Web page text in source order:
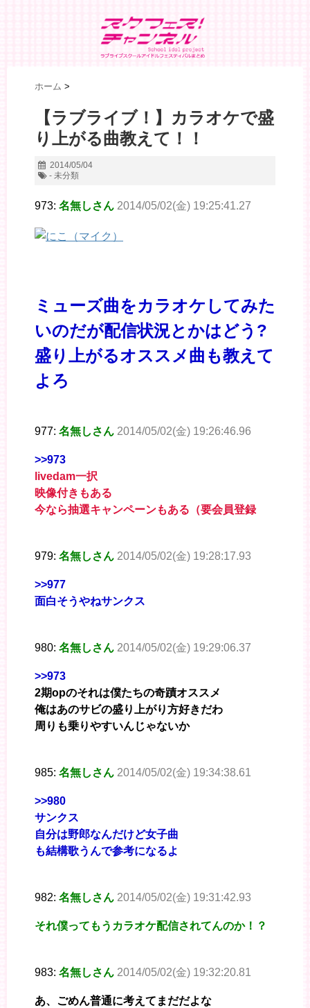
ホーム >
【ラブライブ！】カラオケで盛
り上がる曲教えて！！
2014/05/04
- 未分類
973: 名無しさん 2014/05/02(金) 19:25:41.27
ミューズ曲をカラオケしてみた
いのだが配信状況とかはどう?
盛り上がるオススメ曲も教えて
よろ
977: 名無しさん 2014/05/02(金) 19:26:46.96
>>973
livedam一択
映像付きもある
今なら抽選キャンペーンもある（要会員登録
979: 名無しさん 2014/05/02(金) 19:28:17.93
>>977
面白そうやねサンクス
980: 名無しさん 2014/05/02(金) 19:29:06.37
>>973
2期opのそれは僕たちの奇蹟オススメ
俺はあのサビの盛り上がり方好きだわ
周りも乗りやすいんじゃないか
985: 名無しさん 2014/05/02(金) 19:34:38.61
>>980
サンクス
自分は野郎なんだけど女子曲
も結構歌うんで参考になるよ
982: 名無しさん 2014/05/02(金) 19:31:42.93
それ僕ってもうカラオケ配信されてんのか！？
983: 名無しさん 2014/05/02(金) 19:32:20.81
あ、ごめん普通に考えてまだだよな